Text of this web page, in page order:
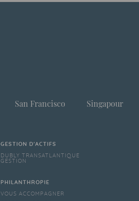
San Francisco Singapour
GESTION D'ACTIFS
DUBLY TRANSATLANTIQUE
GESTION
PHILANTHROPIE
VOUS ACCOMPAGNER